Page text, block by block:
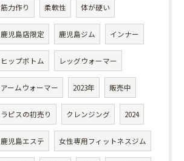
筋力作り 柔軟性 体が硬い
鹿児島店限定 鹿児島ジム インナー
ヒップボトム レッグウォーマー
アームウォーマー 2023年 販売中
ラピスの初売り クレンジング 2024
鹿児島エステ 女性専用フィットネスジム